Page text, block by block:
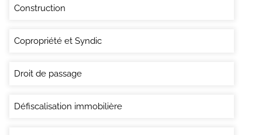
Construction
Copropriété et Syndic
Droit de passage
Défiscalisation immobilière